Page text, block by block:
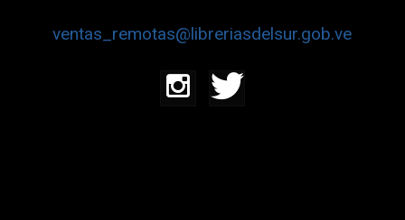
ventas_remotas@libreriasdelsur.gob.ve